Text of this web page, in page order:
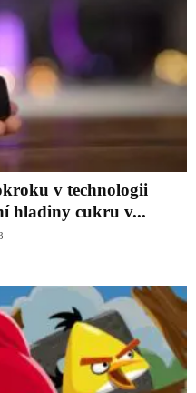
v technologii
hladiny cukru v...